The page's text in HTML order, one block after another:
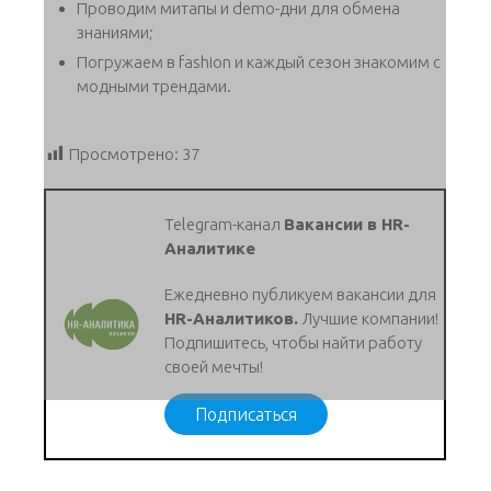
Проводим митапы и demo-дни для обмена
знаниями;
Погружаем в fashion и каждый сезон знакомим с
модными трендами.
Просмотрено: 37
Telegram-канал Вакансии в HR-
Аналитике
Ежедневно публикуем вакансии для
HR-Аналитиков. Лучшие компании!
Подпишитесь, чтобы найти работу
своей мечты!
Подписаться